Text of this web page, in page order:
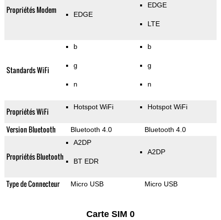
Propriétés Modem EDGE
EDGE
LTE
Standards WiFi
b
g
n
b
g
n
Propriétés WiFi Hotspot WiFi Hotspot WiFi
Version Bluetooth Bluetooth 4.0 Bluetooth 4.0
Propriétés Bluetooth
A2DP
BT EDR
A2DP
Type de Connecteur Micro USB Micro USB
Carte SIM 0